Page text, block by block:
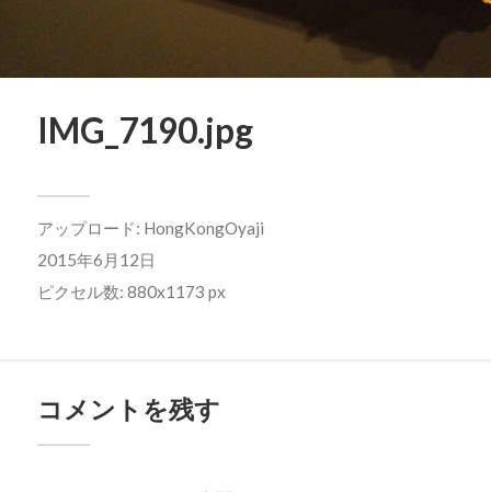
IMG_7190.jpg
アップロード: HongKongOyaji
2015年6月12日
ピクセル数: 880x1173 px
コメントを残す